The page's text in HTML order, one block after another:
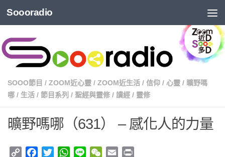
Soooradio
SOOO節目 / ZOOM近心靈 / ZOOM近生活 / 信仰 / 心靈 / 曠野嗎
哪 / 生活 / 節目系列 / 聖經與靈修 / 讀經 / 靈修
曠野嗎哪（631） – 感化人的力量
Copy
Facebook
TwitterWhatsApp
Line WeChat
Email